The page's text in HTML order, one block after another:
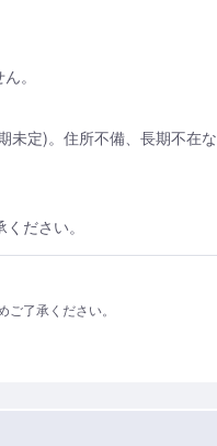
。
未定)。住所不備、長期不在な
ださい。
了承ください。